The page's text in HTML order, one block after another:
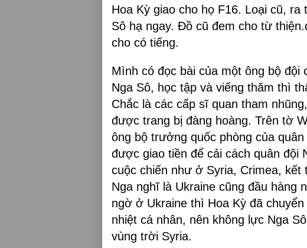
Hoa Kỳ giao cho họ F16. Loại cũ,
Sô hạ ngay. Đồ cũ đem cho từ
cho có tiếng.
Mình có đọc bài của một ông bộ đội
Nga Sô, học tập và viếng thăm thì
Chắc là các cấp sĩ quan tham
được trang bị đàng hoàng. Trên tờ
ông bộ trưởng quốc phòng của
được giao tiền để cải cách quân đội
cuộc chiến như ở Syria, Crimea, kết
Nga nghĩ là Ukraine cũng đầu hàng
ngờ ở Ukraine thì Hoa Kỳ đã
nhiệt cá nhân, nên không lực Nga
vùng trời Syria.